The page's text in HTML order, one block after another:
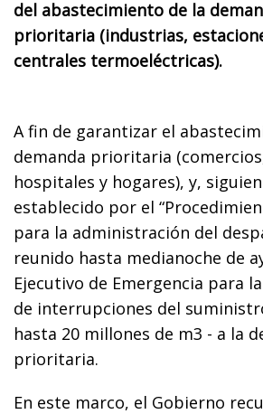
del abastecimiento de la
prioritaria (industrias,
centrales termoeléctricas).
A fin de garantizar el
demanda prioritaria
hospitales y hogares), y,
establecido por el
para la administración del
reunido hasta medianoche de
Ejecutivo de Emergencia para
de interrupciones del
hasta 20 millones de m3 - a la
prioritaria.
En este marco, el Gobierno